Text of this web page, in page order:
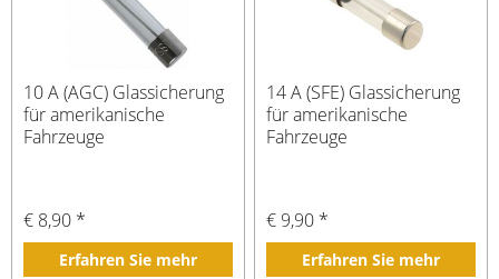
10 A (AGC) Glassicherung
für amerikanische
Fahrzeuge
€ 8,90 *
Erfahren Sie mehr
14 A (SFE) Glassicherung
für amerikanische
Fahrzeuge
€ 9,90 *
Erfahren Sie mehr